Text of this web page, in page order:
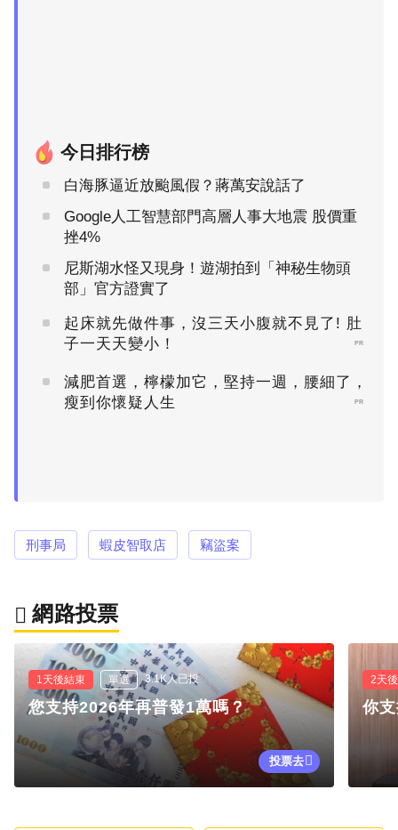
今日排行榜
白海豚逼近放颱風假？蔣萬安說話了
Google人工智慧部門高層人事大地震 股價重
挫4%
尼斯湖水怪又現身！遊湖拍到「神秘生物頭
部」官方證實了
起床就先做件事，沒三天小腹就不見了! 肚
子一天天變小！
PR
減肥首選，檸檬加它，堅持一週，腰細了，
瘦到你懷疑人生
PR
刑事局 蝦皮智取店 竊盜案
網路投票
1天後結束 單選 3.1K人已投
您支持2026年再普發1萬嗎？
投票去
2天
你